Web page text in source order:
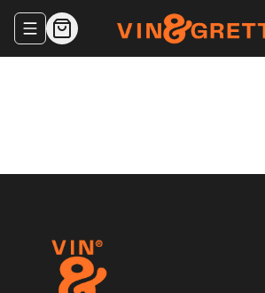
Abrir menu de navegación